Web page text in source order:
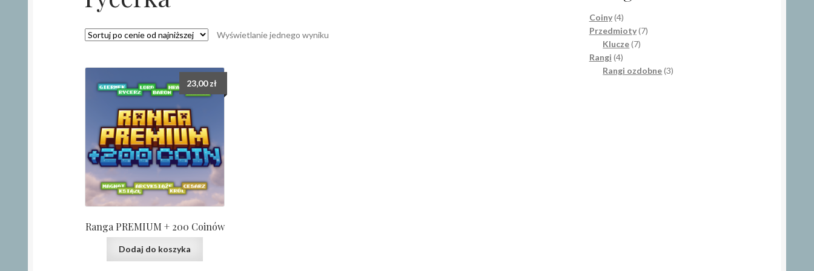
Wyświetlanie jednego wyniku
Ranga PREMIUM + 200 Coinów
23,00zł
Dodaj do koszyka
Coiny 44
produkty
Przedmioty 77
Klucze 77
Rangi 44
produkty
Rangi ozdobne 33